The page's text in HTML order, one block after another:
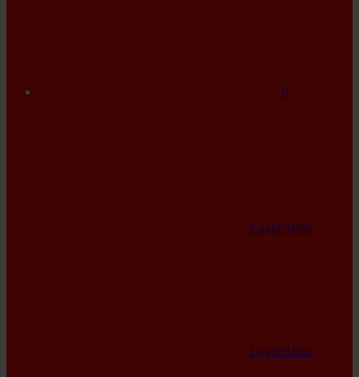
0
Login/daftar
Login/daftar